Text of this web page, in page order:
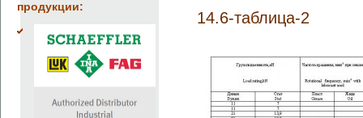
продукции:
14.6-таблица-2